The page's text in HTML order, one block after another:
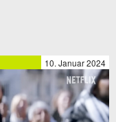
10. Januar 2024